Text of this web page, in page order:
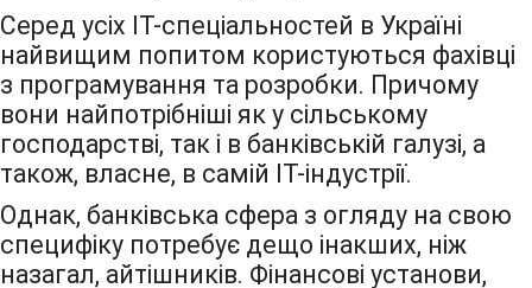
Серед усіх IT-спеціальностей в Україні
найвищим попитом користуються фахівці
з програмування та розробки. Причому
вони найпотрібніші як у сільському
господарстві, так і в банківській галузі, а
також, власне, в самій IT-індустрії.
Однак, банківська сфера з огляду на свою
специфіку потребує дещо інакших, ніж
назагал, айтішників. Фінансові установи,